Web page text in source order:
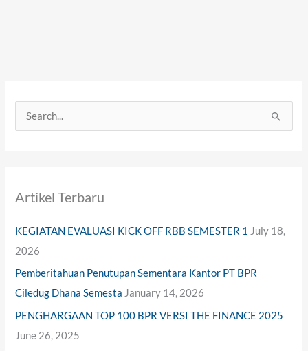
c
r
:
Artikel Terbaru
KEGIATAN EVALUASI KICK OFF RBB SEMESTER 1 July 18,
2026
Pemberitahuan Penutupan Sementara Kantor PT BPR
Ciledug Dhana Semesta January 14, 2026
PENGHARGAAN TOP 100 BPR VERSI THE FINANCE 2025
June 26, 2025